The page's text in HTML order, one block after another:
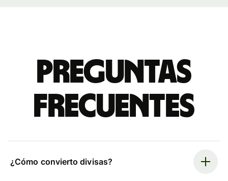
Preguntas
frecuentes
¿Cómo convierto divisas?